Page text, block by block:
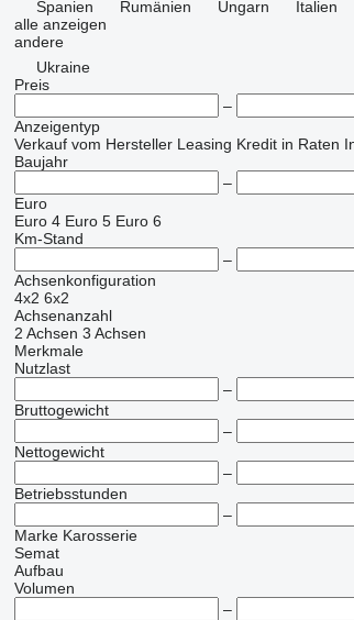
Spanien
Rumänien Ungarn
Italien
alle anzeigen
andere
Ukraine
Preis
–
Anzeigentyp
Verkauf vom Hersteller Leasing Kredit in Raten
Baujahr
–
Euro
Euro 4 Euro 5 Euro 6
Km-Stand
–
Achsenkonfiguration
4x2 6x2
Achsenanzahl
2 Achsen 3 Achsen
Merkmale
Nutzlast
–
Bruttogewicht
–
Nettogewicht
–
Betriebsstunden
–
Marke Karosserie
Semat
Aufbau
Volumen
–